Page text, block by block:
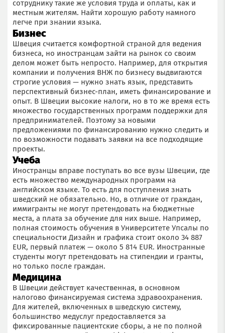
сотруднику такие же условия труда и оплаты, как и
местным жителям. Найти хорошую работу намного
легче при знании языка.
Бизнес
Швеция считается комфортной страной для ведения
бизнеса, но иностранцам зайти на рынок со своим
делом может быть непросто. Например, для открытия
компании и получения ВНЖ по бизнесу выдвигаются
строгие условия — нужно знать язык, представить
перспективный бизнес-план, иметь финансирование и
опыт. В Швеции высокие налоги, но в то же время есть
множество государственных программ поддержки для
предпринимателей. Поэтому за новыми
предложениями по финансированию нужно следить и
по возможности подавать заявки на все подходящие
проекты.
Учеба
Иностранцы вправе поступать во все вузы Швеции, где
есть множество международных программ на
английском языке. То есть для поступления знать
шведский не обязательно. Но, в отличие от граждан,
иммигранты не могут претендовать на бюджетные
места, а плата за обучение для них выше. Например,
полная стоимость обучения в Университете Упсалы по
специальности Дизайн и графика стоит около 34 887
EUR, первый платеж — около 5 814 EUR. Иностранные
студенты могут претендовать на стипендии и гранты,
но только после граждан.
Медицина
В Швеции действует качественная, в основном
налогово финансируемая система здравоохранения.
Для жителей, включенных в шведскую систему,
большинство медуслуг предоставляется за
фиксированные пациентские сборы, а не по полной